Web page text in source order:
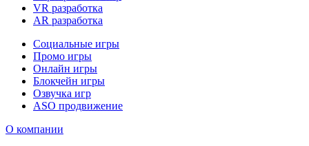
VR разработка
AR разработка
Социальные игры
Промо игры
Онлайн игры
Блокчейн игры
Озвучка игр
ASO продвижение
О компании